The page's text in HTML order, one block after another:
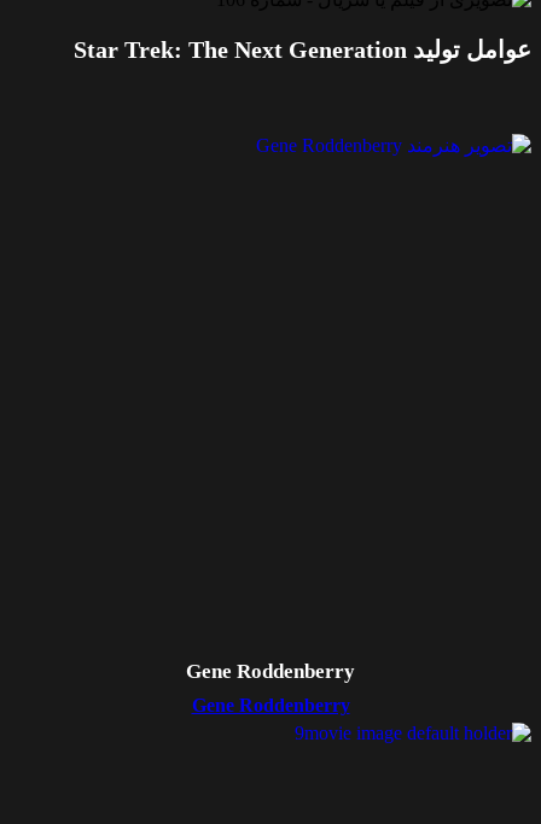
عوامل تولید Star Trek: The Next Generation
Gene Roddenberry
Gene Roddenberry